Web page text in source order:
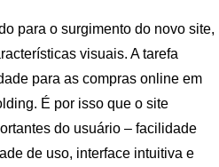
para o surgimento do novo site,
visuais. A tarefa
para as compras online em
É por isso que o site
do usuário – facilidade
de uso, interface intuitiva e